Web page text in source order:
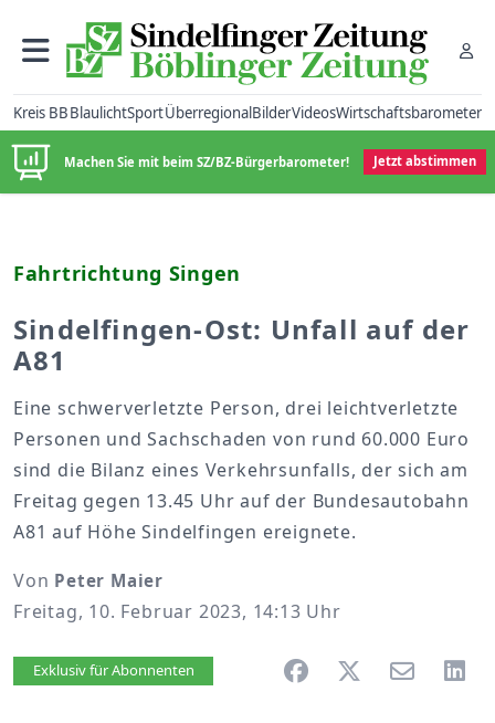
Kreis BBBlaulichtSportÜberregionalBilderVideosWirtschaftsbarometer
Machen Sie mit beim SZ/BZ-Bürgerbarometer! Jetzt abstimmen
Fahrtrichtung Singen
Sindelfingen-Ost: Unfall auf der
A81
Eine schwerverletzte Person, drei leichtverletzte
Personen und Sachschaden von rund 60.000 Euro
sind die Bilanz eines Verkehrsunfalls, der sich am
Freitag gegen 13.45 Uhr auf der Bundesautobahn
A81 auf Höhe Sindelfingen ereignete.
Von Peter Maier
Freitag, 10. Februar 2023, 14:13 Uhr
Artikel vorlesen
Exklusiv für Abonnenten